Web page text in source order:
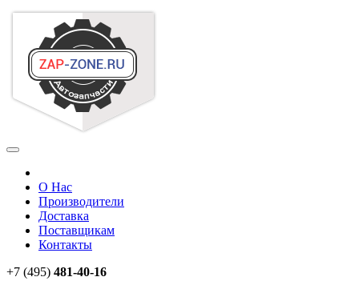
О Нас
Производители
Доставка
Поставщикам
Контакты
+7 (495) 481-40-16